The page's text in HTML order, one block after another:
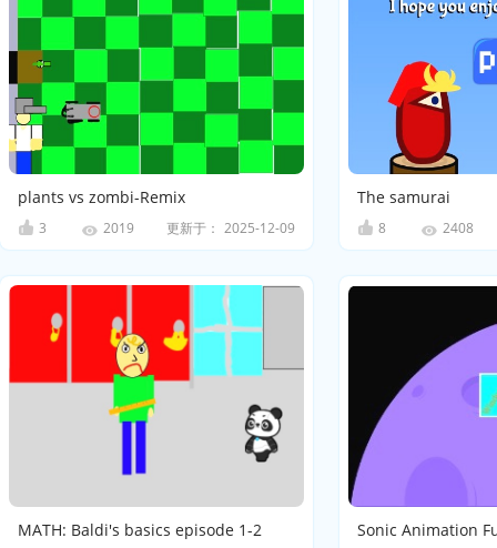
plants vs zombi-Remix
3 2019 更新于： 2025-12-09
The samurai
8 2408
MATH: Baldi's basics episode 1-2 Sonic Animation